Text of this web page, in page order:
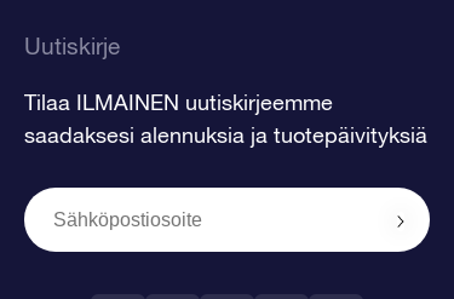
Uutiskirje
Tilaa ILMAINEN uutiskirjeemme
saadaksesi alennuksia ja tuotepäivityksiä